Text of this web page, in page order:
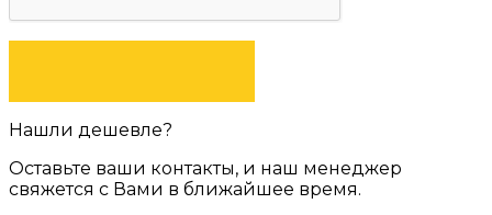
Нашли дешевле?
Оставьте ваши контакты, и наш менеджер
свяжется с Вами в ближайшее время.